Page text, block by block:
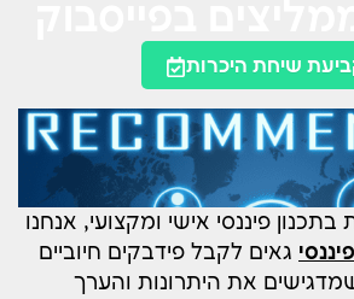
שיחת היכרות
פיננסי אישי ומקצועי, אנחנו
גאים לקבל פידבקים חיוביים
את היתרונות והערך